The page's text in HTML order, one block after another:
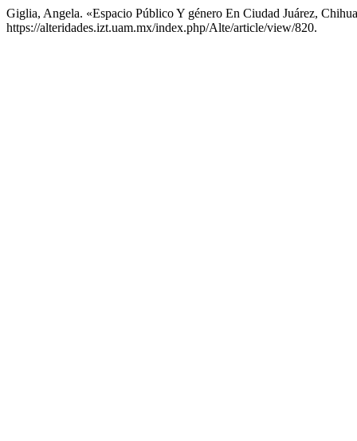
Giglia, Angela. «Espacio Público Y género En Ciudad Juárez,
https://alteridades.izt.uam.mx/index.php/Alte/article/view/820.